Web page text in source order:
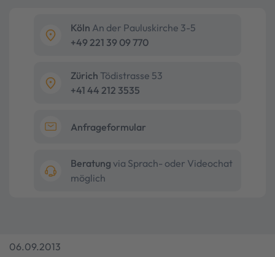
Köln An der Pauluskirche 3-5
+49 221 39 09 770
Zürich Tödistrasse 53
+41 44 212 3535
Anfrageformular
Beratung via Sprach- oder Videochat
möglich
06.09.2013